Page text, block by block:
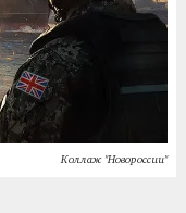
Коллаж "Новороссии"